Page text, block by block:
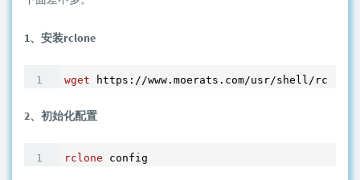
1、安装rclone
wget
2、初始化配置
rclone config